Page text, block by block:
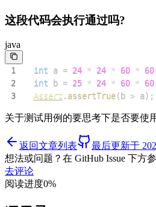
这段代码会执行通过吗?
java
1 int a = 24 * 24 * 60 * 60
2
int b = 25 * 24 * 60 * 60
3
Assert . assertTrue( b > a) ;
关于测试用例的要思考下是否要使
返回文章列表 最后更新于
想法或问题？在 GitHub Issue 下方
去评论
阅读进度0%